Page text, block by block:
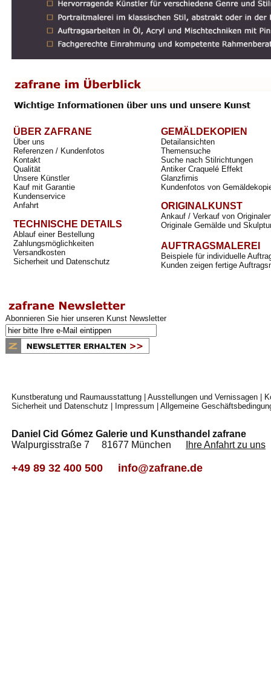
ÜBER ZAFRANE
Über uns
Referenzen / Kundenfotos
Kontakt
Qualität
Unsere Künstler
Kauf mit Garantie
Kundenservice
Anfahrt
TECHNISCHE DETAILS
Ablauf einer Bestellung
Zahlungsmöglichkeiten
Versandkosten
Sicherheit und Datenschutz
GEMÄLDEKOPIEN
Detailansichten
Themensuche
Suche nach Stilrichtungen
Antiker Craquelé Effekt
Glanzfirnis
Kundenfotos von
ORIGINALKUNST
Ankauf / Verkauf von
Originale Gemälde und
AUFTRAGSMALEREI
Beispiele für individuelle
Kunden zeigen fertige
Abonnieren Sie hier unseren Kunst Newsletter
Kunstberatung und Raumausstattung Ausstellungen und Vernissagen
Sicherheit und Datenschutz
Impressum Allgemeine
Daniel Cid Gómez Galerie und Kunsthandel zafrane
Walpurgisstraße 7 81677 München
Ihre Anfahrt zu uns
+49 89 32 400 500 info@zafrane.de